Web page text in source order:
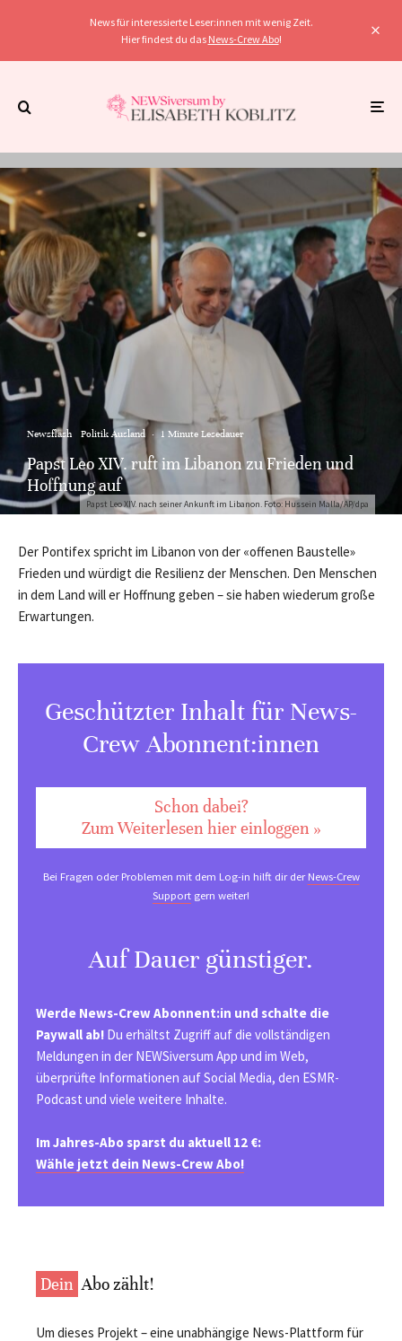
News für interessierte Leser:innen mit wenig Zeit.
Hier findest du das News-Crew Abo!
Papst Leo XIV. nach seiner Ankunft im Libanon. Foto: Hussein Malla/AP/dpa
Newsflash Politik Ausland · 1 Minute Lesedauer
Papst Leo XIV. ruft im Libanon zu Frieden und
Hoffnung auf
Der Pontifex spricht im Libanon von der «offenen Baustelle»
Frieden und würdigt die Resilienz der Menschen. Den Menschen
in dem Land will er Hoffnung geben – sie haben wiederum große
Erwartungen.
Geschützter Inhalt für News-
Crew Abonnent:innen
Schon dabei?
Zum Weiterlesen hier einloggen »
Bei Fragen oder Problemen mit dem Log-in hilft dir derNews-Crew
Support gern weiter!
Auf Dauer günstiger.
Werde News-Crew Abonnent:in und schalte die
Paywall ab! Du erhältst Zugriff auf die vollständigen
Meldungen in der NEWSiversum App und im Web,
überprüfte Informationen auf Social Media, den ESMR-
Podcast und viele weitere Inhalte.
Im Jahres-Abo sparst du aktuell 12 €:
Wähle jetzt dein News-Crew Abo!
Dein Abo zählt!
Um dieses Projekt – eine unabhängige News-Plattform für